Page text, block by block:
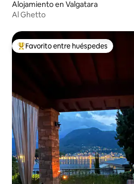
Alojamiento en Valgatara
Al Ghetto
Favorito entre huéspedes preferido
Favorito entre huéspedes